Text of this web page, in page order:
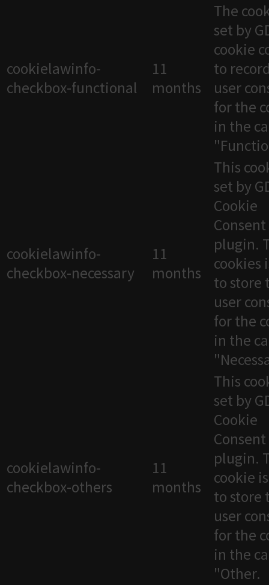
cookielawinfo-
checkbox-functional
11
months
The
set by
cookie
to
user
for the
in the
cookielawinfo-
checkbox-necessary
11
months
This
set by
Cookie
Consent
plugin.
cookies
to store
user
for the
in the
cookielawinfo-
checkbox-others
11
months
This
set by
Cookie
Consent
plugin.
cookie
to store
user
for the
in the
"Other.